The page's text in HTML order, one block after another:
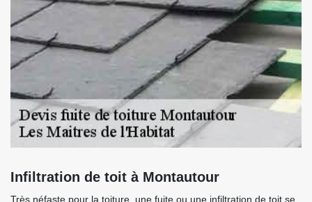
Infiltration de toit à Montautour
Très néfaste pour la toiture, une fuite ou une infiltration de toit se